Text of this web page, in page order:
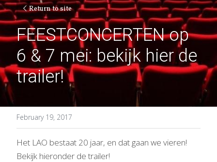
Return to site
FEESTCONCERTEN op
6 & 7 mei: bekijk hier de
trailer!
February 19, 2017
Het LAO bestaat 20 jaar, en dat gaan we vieren!
Bekijk hieronder de trailer!